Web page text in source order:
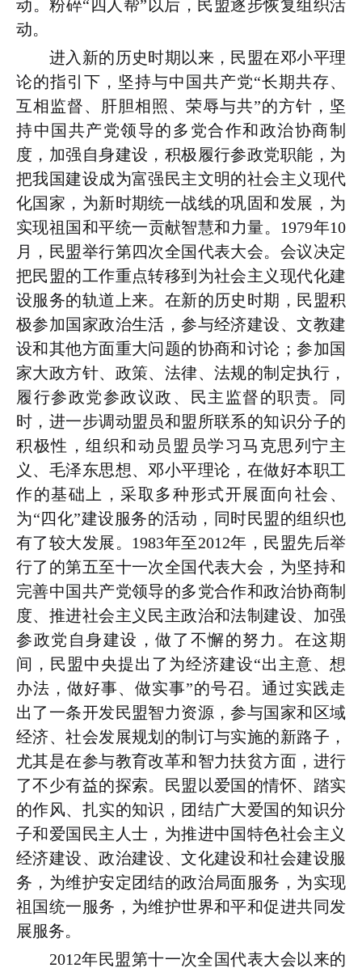
动。粉碎“四人帮”以后，民盟逐步恢复组织活
动。
进入新的历史时期以来，民盟在邓小平理
论的指引下，坚持与中国共产党“长期共存、
互相监督、肝胆相照、荣辱与共”的方针，坚
持中国共产党领导的多党合作和政治协商制
度，加强自身建设，积极履行参政党职能，为
把我国建设成为富强民主文明的社会主义现代
化国家，为新时期统一战线的巩固和发展，为
实现祖国和平统一贡献智慧和力量。1979年10
月，民盟举行第四次全国代表大会。会议决定
把民盟的工作重点转移到为社会主义现代化建
设服务的轨道上来。在新的历史时期，民盟积
极参加国家政治生活，参与经济建设、文教建
设和其他方面重大问题的协商和讨论；参加国
家大政方针、政策、法律、法规的制定执行，
履行参政党参政议政、民主监督的职责。同
时，进一步调动盟员和盟所联系的知识分子的
积极性，组织和动员盟员学习马克思列宁主
义、毛泽东思想、邓小平理论，在做好本职工
作的基础上，采取多种形式开展面向社会、
为“四化”建设服务的活动，同时民盟的组织也
有了较大发展。1983年至2012年，民盟先后举
行了的第五至十一次全国代表大会，为坚持和
完善中国共产党领导的多党合作和政治协商制
度、推进社会主义民主政治和法制建设、加强
参政党自身建设，做了不懈的努力。在这期
间，民盟中央提出了为经济建设“出主意、想
办法，做好事、做实事”的号召。通过实践走
出了一条开发民盟智力资源，参与国家和区域
经济、社会发展规划的制订与实施的新路子，
尤其是在参与教育改革和智力扶贫方面，进行
了不少有益的探索。民盟以爱国的情怀、踏实
的作风、扎实的知识，团结广大爱国的知识分
子和爱国民主人士，为推进中国特色社会主义
经济建设、政治建设、文化建设和社会建设服
务，为维护安定团结的政治局面服务，为实现
祖国统一服务，为维护世界和平和促进共同发
展服务。
2012年民盟第十一次全国代表大会以来的